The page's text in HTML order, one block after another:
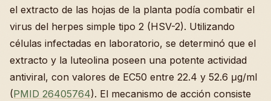
el extracto de las hojas de la planta podía combatir el
virus del herpes simple tipo 2 (HSV-2). Utilizando
células infectadas en laboratorio, se determinó que el
extracto y la luteolina poseen una potente actividad
antiviral, con valores de EC50 entre 22.4 y 52.6 μg/ml
(PMID 26405764). El mecanismo de acción consiste